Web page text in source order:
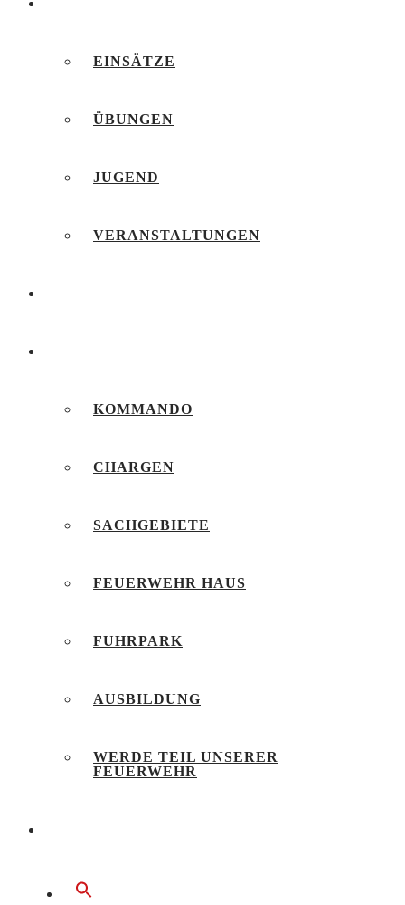
EINSÄTZE
ÜBUNGEN
JUGEND
VERANSTALTUNGEN
KOMMANDO
CHARGEN
SACHGEBIETE
FEUERWEHR HAUS
FUHRPARK
AUSBILDUNG
WERDE TEIL UNSERER
FEUERWEHR